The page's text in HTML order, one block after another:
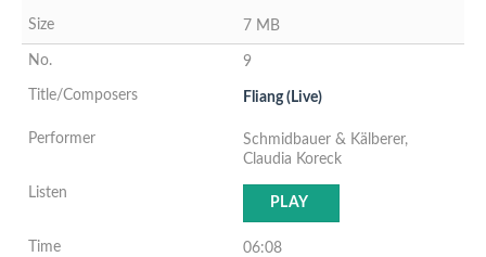
7 MB
9
Fliang (Live)
Schmidbauer & Kälberer,
Claudia Koreck
PLAY
06:08